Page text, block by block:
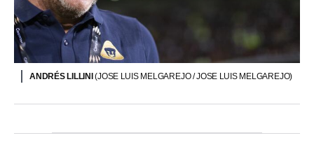
ANDRÉS LILLINI(JOSE LUIS MELGAREJO / JOSE LUIS MELGAREJO)